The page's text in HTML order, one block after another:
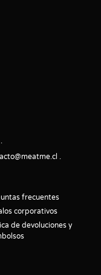
frecuentes
corporativos
de devoluciones y